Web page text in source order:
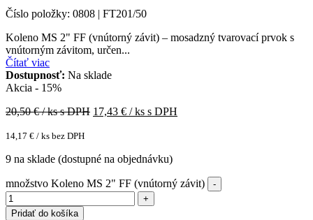
Číslo položky: 0808 | FT201/50
Koleno MS 2" FF (vnútorný závit) – mosadzný tvarovací prvok s
vnútorným závitom, určen...
Čítať viac
Dostupnosť: Na sklade
Akcia - 15%
20,50€ / ks s DPH 17,43 € / ks s DPH
14,17 € / ks bez DPH
9 na sklade (dostupné na objednávku)
množstvo Koleno MS 2" FF (vnútorný závit)
Pridať do košíka